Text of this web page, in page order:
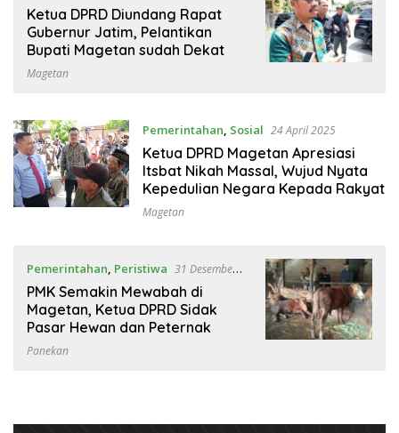
2025
Ketua DPRD Diundang Rapat
Gubernur Jatim, Pelantikan
Bupati Magetan sudah Dekat
Magetan
Pemerintahan, Sosial 24 April 2025
Ketua DPRD Magetan Apresiasi
Itsbat Nikah Massal, Wujud Nyata
Kepedulian Negara Kepada Rakyat
Magetan
Pemerintahan, Peristiwa 31 Desember
2024
PMK Semakin Mewabah di
Magetan, Ketua DPRD Sidak
Pasar Hewan dan Peternak
Panekan